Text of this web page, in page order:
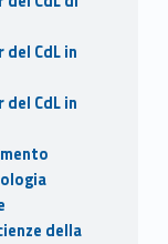
CdL in
CdL in
della